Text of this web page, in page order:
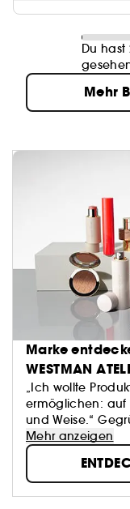
Du hast
Mehr
Marke
WESTMAN
„Ich wollte
ermöglichen: auf
und Weise.“
Gucci Westman,
Westman Atelier
hautpflegenden
Formulierungen.
Konzept, mit
Mehr anzeigen